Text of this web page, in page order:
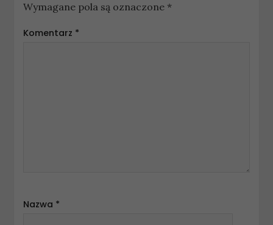
Wymagane pola są oznaczone *
Komentarz *
Nazwa *